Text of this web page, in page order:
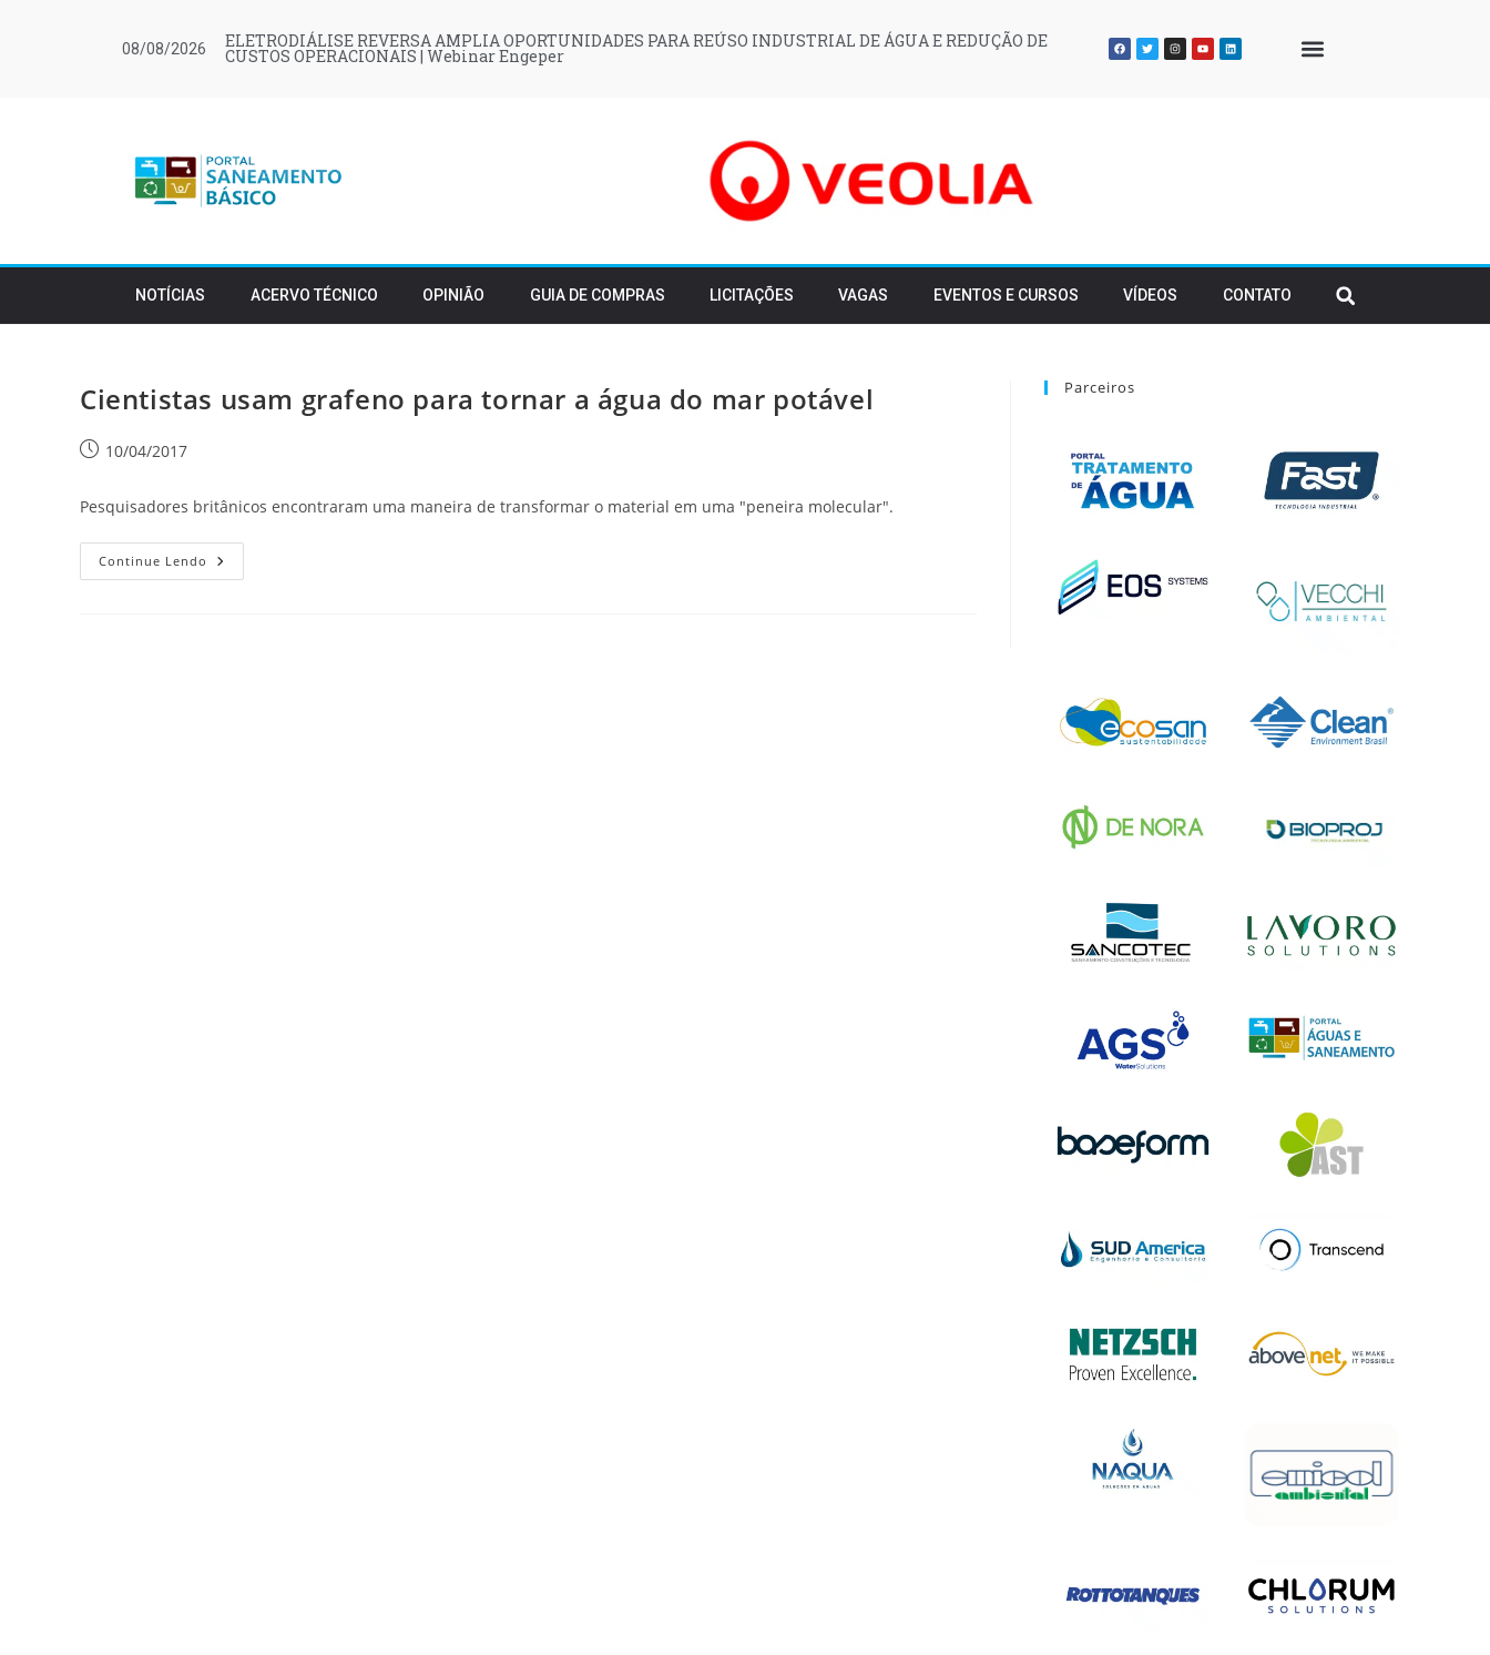
08/08/2026 ELETRODIÁLISE REVERSA AMPLIA OPORTUNIDADES PARA REÚSO INDUSTRIAL DE ÁGUA E REDUÇÃO DE
CUSTOS OPERACIONAIS | Webinar Engeper
NOTÍCIAS ACERVO TÉCNICO OPINIÃO GUIA DE COMPRAS LICITAÇÕES VAGAS EVENTOS E CURSOS VÍDEOS CONTATO
Cientistas usam grafeno para tornar a água do mar potável
10/04/2017
Pesquisadores britânicos encontraram uma maneira de transformar o material em uma "peneira molecular".
Continue Lendo
Parceiros